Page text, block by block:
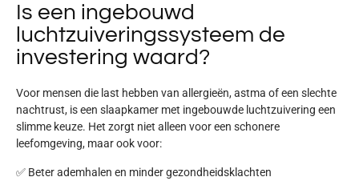
Is een ingebouwd
luchtzuiveringssysteem de
investering waard?
Voor mensen die last hebben van allergieën, astma of een slechte
nachtrust, is een slaapkamer met ingebouwde luchtzuivering een
slimme keuze. Het zorgt niet alleen voor een schonere
leefomgeving, maar ook voor:
✅ Beter ademhalen en minder gezondheidsklachten